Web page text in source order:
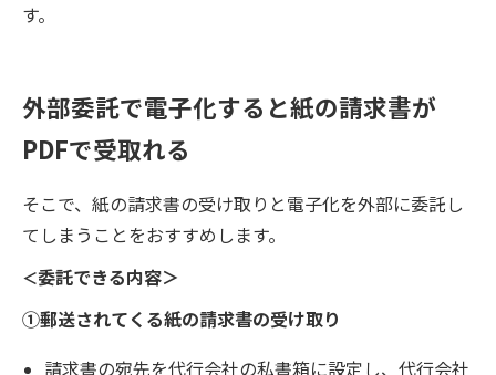
す。
外部委託で電子化すると紙の請求書が
PDFで受取れる
そこで、紙の請求書の受け取りと電子化を外部に委託し
てしまうことをおすすめします。
＜委託できる内容＞
①郵送されてくる紙の請求書の受け取り
請求書の宛先を代行会社の私書箱に設定し、代行会社